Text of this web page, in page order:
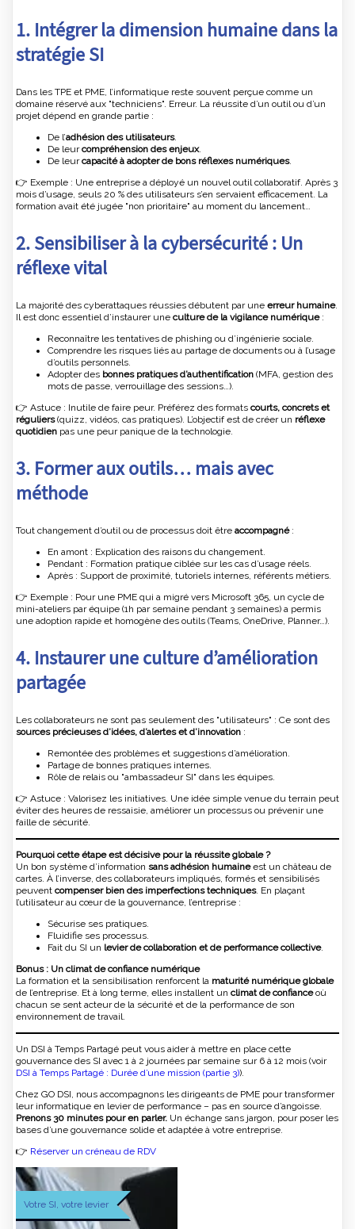
1. Intégrer la dimension humaine dans la
stratégie SI
Dans les TPE et PME, l’informatique reste souvent perçue comme un
domaine réservé aux "techniciens". Erreur. La réussite d’un outil ou d’un
projet dépend en grande partie :
De l’adhésion des utilisateurs.
De leurcompréhension des enjeux.
De leurcapacité à adopter de bons réflexes numériques.
👉 Exemple : Une entreprise a déployé un nouvel outil collaboratif. Après 3
mois d’usage, seuls 20 % des utilisateurs s’en servaient efficacement. La
formation avait été jugée "non prioritaire" au moment du lancement…
2. Sensibiliser à la cybersécurité : Un
réflexe vital
La majorité des cyberattaques réussies débutent par une erreur humaine.
Il est donc essentiel d’instaurer une culture de la vigilance numérique:
Reconnaître les tentatives de phishing ou d’ingénierie sociale.
Comprendre les risques liés au partage de documents ou à l’usage
d’outils personnels.
Adopter des bonnes pratiques d’authentification (MFA, gestion des
mots de passe, verrouillage des sessions…).
👉 Astuce : Inutile de faire peur. Préférez des formats courts, concrets et
réguliers(quizz, vidéos, cas pratiques). L’objectif est de créer un réflexe
quotidien pas une peur panique de la technologie.
3. Former aux outils… mais avec
méthode
Tout changement d’outil ou de processus doit être accompagné:
En amont : Explication des raisons du changement.
Pendant : Formation pratique ciblée sur les cas d’usage réels.
Après : Support de proximité, tutoriels internes, référents métiers.
👉 Exemple : Pour une PME qui a migré vers Microsoft 365, un cycle de
mini-ateliers par équipe (1h par semaine pendant 3 semaines) a permis
une adoption rapide et homogène des outils (Teams, OneDrive, Planner…).
4. Instaurer une culture d’amélioration
partagée
Les collaborateurs ne sont pas seulement des "utilisateurs" : Ce sont des
sources précieuses d’idées, d’alertes et d’innovation :
Remontée des problèmes et suggestions d’amélioration.
Partage de bonnes pratiques internes.
Rôle de relais ou "ambassadeur SI" dans les équipes.
👉 Astuce : Valorisez les initiatives. Une idée simple venue du terrain peut
éviter des heures de ressaisie, améliorer un processus ou prévenir une
faille de sécurité.
Pourquoi cette étape est décisive pour la réussite globale ?
Un bon système d’information sans adhésion humaineest un château de
cartes. À l’inverse, des collaborateurs impliqués, formés et sensibilisés
peuvent compenser bien des imperfections techniques. En plaçant
l’utilisateur au cœur de la gouvernance, l’entreprise :
Sécurise ses pratiques.
Fluidifie ses processus.
Fait du SI un levier de collaboration et de performance collective.
Bonus : Un climat de confiance numérique
La formation et la sensibilisation renforcent la maturité numérique globale
de l’entreprise. Et à long terme, elles installent un climat de confianceoù
chacun se sent acteur de la sécurité et de la performance de son
environnement de travail.
Un DSI à Temps Partagé peut vous aider à mettre en place cette
gouvernance des SI avec 1 à 2 journées par semaine sur 6 à 12 mois (voir
DSI à Temps Partagé : Durée d’une mission (partie 3)).
Chez GO DSI, nous accompagnons les dirigeants de PME pour transformer
leur informatique en levier de performance – pas en source d’angoisse.
Prenons 30 minutes pour en parler. Un échange sans jargon, pour poser les
bases d’une gouvernance solide et adaptée à votre entreprise.
👉 Réserver un créneau de RDV
Votre SI, votre levier